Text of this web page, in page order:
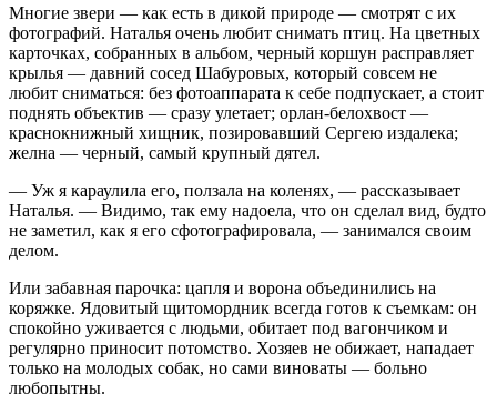
Многие звери — как есть в дикой природе — смотрят с их
фотографий. Наталья очень любит снимать птиц. На цветных
карточках, собранных в альбом, черный коршун расправляет
крылья — давний сосед Шабуровых, который совсем не
любит сниматься: без фотоаппарата к себе подпускает, а стоит
поднять объектив — сразу улетает; орлан-белохвост —
краснокнижный хищник, позировавший Сергею издалека;
желна — черный, самый крупный дятел.
— Уж я караулила его, ползала на коленях, — рассказывает
Наталья. — Видимо, так ему надоела, что он сделал вид, будто
не заметил, как я его сфотографировала, — занимался своим
делом.
Или забавная парочка: цапля и ворона объединились на
коряжке. Ядовитый щитомордник всегда готов к съемкам: он
спокойно уживается с людьми, обитает под вагончиком и
регулярно приносит потомство. Хозяев не обижает, нападает
только на молодых собак, но сами виноваты — больно
любопытны.